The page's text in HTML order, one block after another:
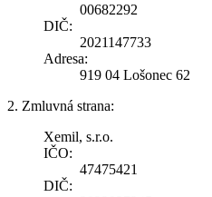
00682292
DIČ:
2021147733
Adresa:
919 04 Lošonec 62
2. Zmluvná strana:
Xemil, s.r.o.
IČO:
47475421
DIČ: